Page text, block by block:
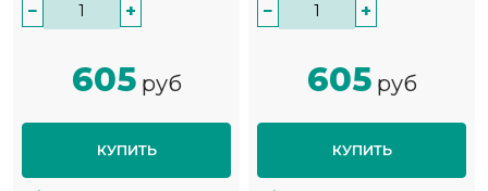
− +
605руб
КУПИТЬ
− +
605руб
КУПИТЬ